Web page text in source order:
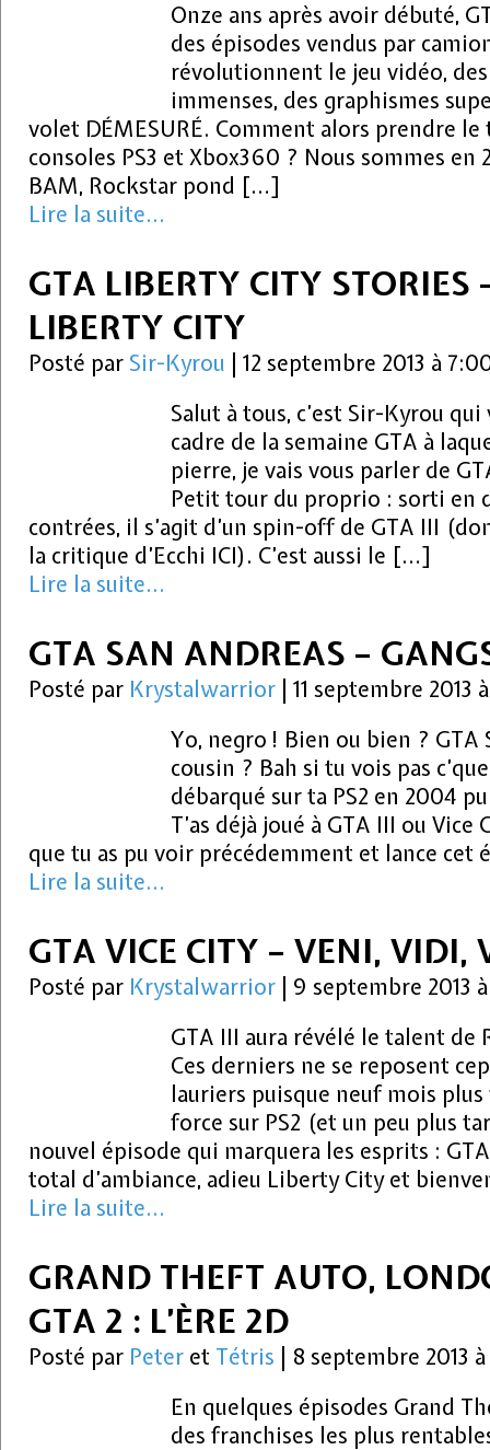
Onze ans après avoir débuté,
des épisodes vendus par
révolutionnent le jeu vidéo,
immenses, des graphismes
volet DÉMESURÉ. Comment alors prendre
consoles PS3 et Xbox360 ? Nous sommes
BAM, Rockstar pond […]
Lire la suite...
GTA LIBERTY CITY STORIES
LIBERTY CITY
Posté par Sir-Kyrou
12 septembre 2013 à
Salut à tous, c’est Sir-Kyrou
cadre de la semaine GTA à
pierre, je vais vous parler de
Petit tour du proprio : sorti en
contrées, il s’agit d’un spin-off de GTA III
la critique d’Ecchi ICI). C’est aussi le […]
Lire la suite...
GTA SAN ANDREAS –
Posté par Krystalwarrior
11 septembre 2013
Yo, negro ! Bien ou bien ? GTA
cousin ? Bah si tu vois pas c’que
débarqué sur ta PS2 en 2004
T’as déjà joué à GTA III ou
que tu as pu voir précédemment et lance
Lire la suite...
GTA VICE CITY – VENI, VIDI,
Posté par Krystalwarrior
9 septembre 2013
GTA III aura révélé le talent de
Ces derniers ne se reposent
lauriers puisque neuf mois
force sur PS2 (et un peu plus
nouvel épisode qui marquera les esprits :
total d’ambiance, adieu Liberty City et
Lire la suite...
GRAND THEFT AUTO,
GTA 2 : L’ÈRE 2D
Posté par Peter et Tétris
8 septembre 2013
En quelques épisodes Grand
des franchises les plus